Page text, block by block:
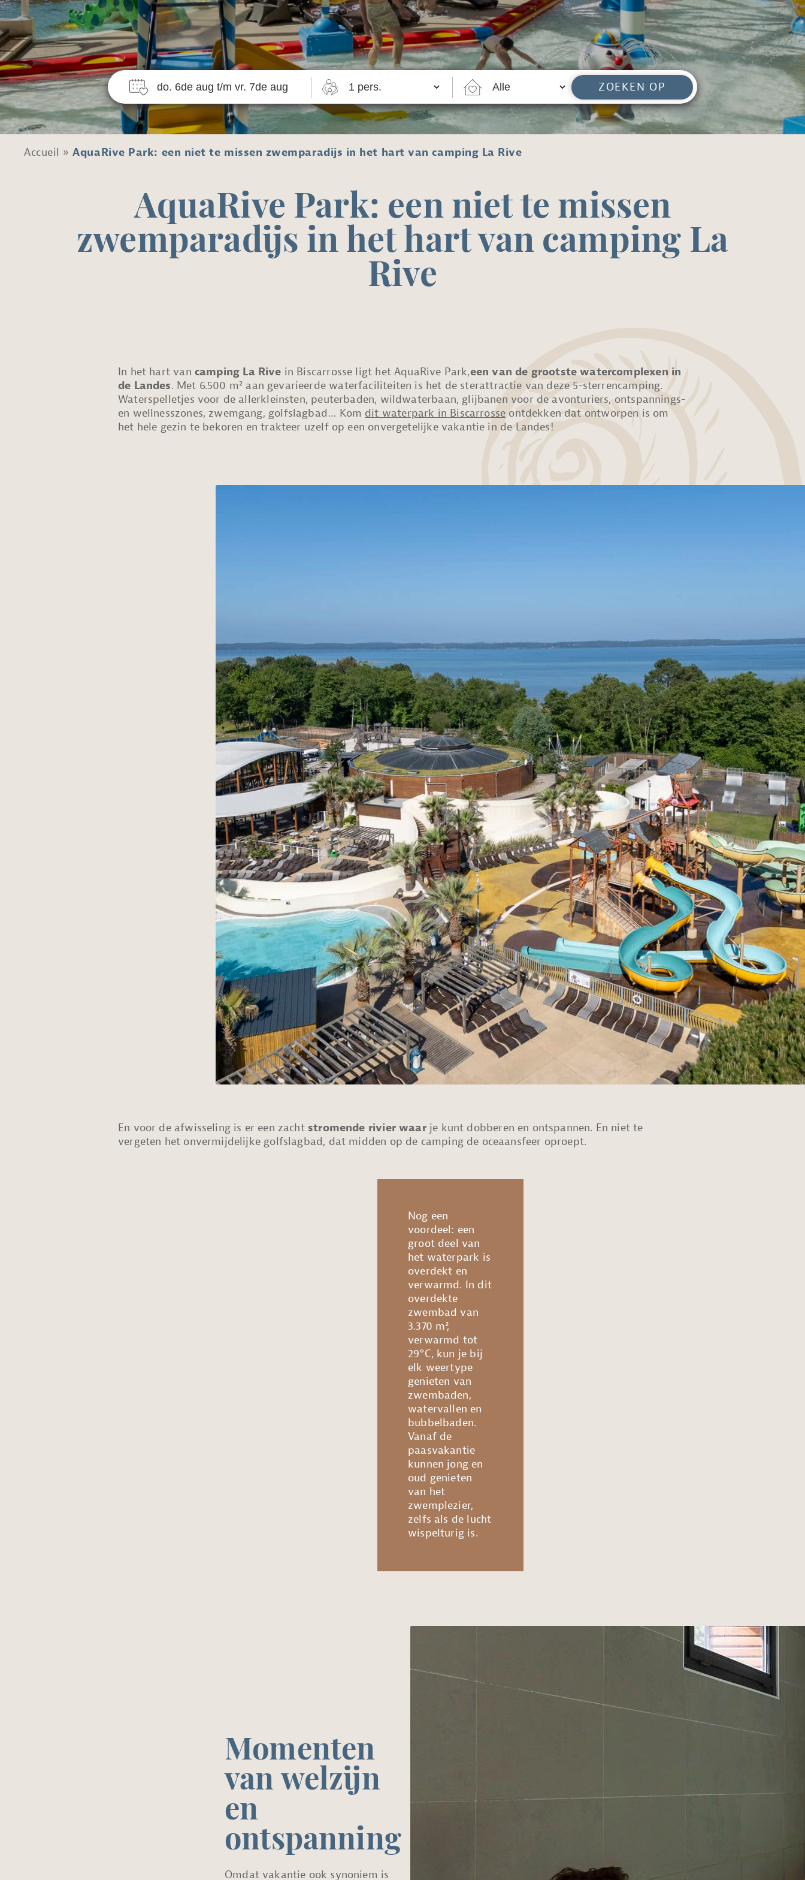
ZOEKEN OP
Accueil »AquaRive Park: een niet te missen zwemparadijs in het hart van camping La Rive
AquaRive Park: een niet te missen
zwemparadijs in het hart van camping La
Rive
In het hart van camping La Rive in Biscarrosse ligt het AquaRive Park,een van de grootste watercomplexen in
de Landes. Met 6.500 m² aan gevarieerde waterfaciliteiten is het de sterattractie van deze 5-sterrencamping.
Waterspelletjes voor de allerkleinsten, peuterbaden, wildwaterbaan, glijbanen voor de avonturiers, ontspannings-
en wellnesszones, zwemgang, golfslagbad… Kom dit waterpark in Biscarrosse ontdekken dat ontworpen is om
het hele gezin te bekoren en trakteer uzelf op een onvergetelijke vakantie in de Landes!
En voor de afwisseling is er een zacht stromende rivier waarje kunt dobberen en ontspannen. En niet te
vergeten het onvermijdelijke golfslagbad, dat midden op de camping de oceaansfeer oproept.
Nog een
voordeel: een
groot deel van
het waterpark is
overdekt en
verwarmd. In dit
overdekte
zwembad van
3.370 m²,
verwarmd tot
29°C, kun je bij
elk weertype
genieten van
zwembaden,
watervallen en
bubbelbaden.
Vanaf de
paasvakantie
kunnen jong en
oud genieten
van het
zwemplezier,
zelfs als de lucht
wispelturig is.
Momenten
van welzijn
en
ontspanning
Omdat vakantie ook synoniem is